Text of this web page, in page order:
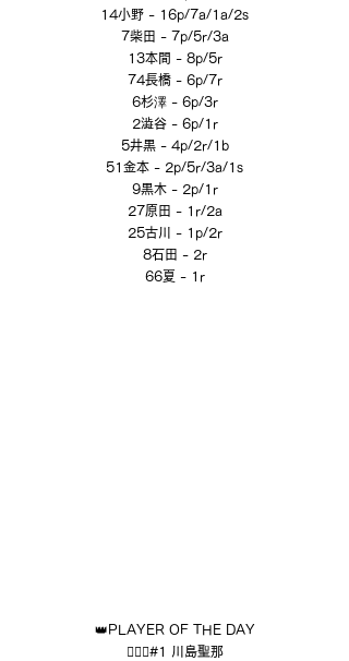
14小野 - 16p/7a/1a/2s
7柴田 - 7p/5r/3a
13本間 - 8p/5r
74長橋 - 6p/7r
6杉澤 - 6p/3r
2澁谷 - 6p/1r
5井黒 - 4p/2r/1b
51金本 - 2p/5r/3a/1s
9黒木 - 2p/1r
27原田 - 1r/2a
25古川 - 1p/2r
8石田 - 2r
66夏 - 1r
👑PLAYER OF THE DAY
⛹🏻‍♂️#1 川島聖那